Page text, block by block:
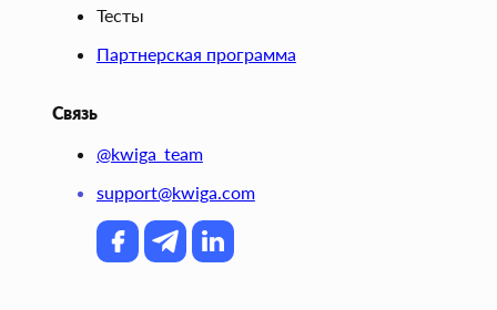
Тесты
Партнерская программа
Связь
@kwiga_team
support@kwiga.com